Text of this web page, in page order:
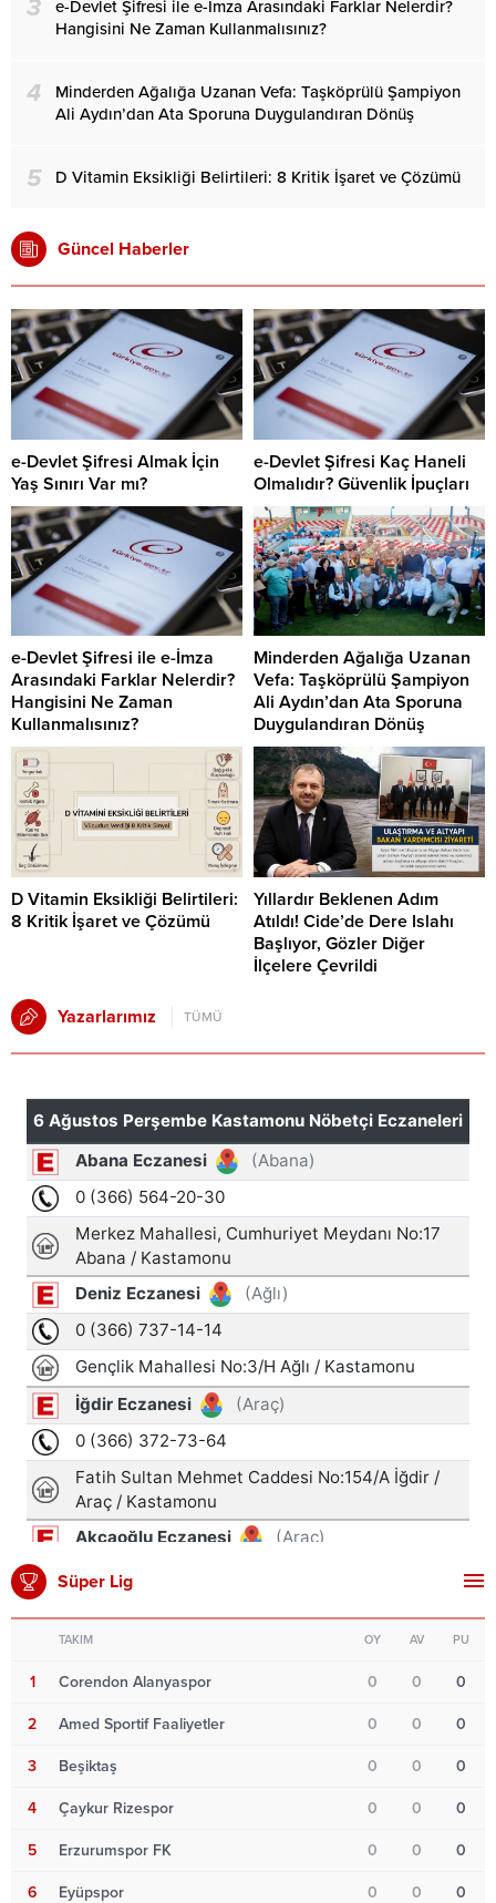
3
e-Devlet Şifresi ile e-İmza Arasındaki Farklar Nelerdir?
Hangisini Ne Zaman Kullanmalısınız?
4
Minderden Ağalığa Uzanan Vefa: Taşköprülü Şampiyon
Ali Aydın’dan Ata Sporuna Duygulandıran Dönüş
5 D Vitamin Eksikliği Belirtileri: 8 Kritik İşaret ve Çözümü
Güncel Haberler
e-Devlet Şifresi Almak İçin
Yaş Sınırı Var mı?
e-Devlet Şifresi Kaç Haneli
Olmalıdır? Güvenlik İpuçları
e-Devlet Şifresi ile e-İmza
Arasındaki Farklar Nelerdir?
Hangisini Ne Zaman
Kullanmalısınız?
Minderden Ağalığa Uzanan
Vefa: Taşköprülü Şampiyon
Ali Aydın’dan Ata Sporuna
Duygulandıran Dönüş
D Vitamin Eksikliği Belirtileri:
8 Kritik İşaret ve Çözümü
Yıllardır Beklenen Adım
Atıldı! Cide’de Dere Islahı
Başlıyor, Gözler Diğer
İlçelere Çevrildi
Yazarlarımız TÜMÜ
Süper Lig
TAKIM OY AV PU
1 Corendon Alanyaspor 0 0 0
2 Amed Sportif Faaliyetler 0 0 0
3 Beşiktaş 0 0 0
4 Çaykur Rizespor 0 0 0
5 Erzurumspor FK 0 0 0
6 Eyüpspor 0 0 0